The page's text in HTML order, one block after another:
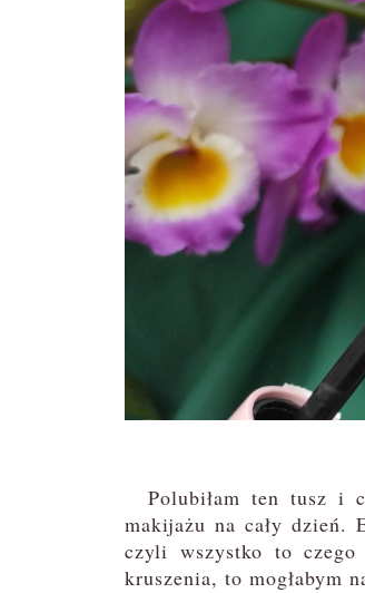
Polubiłam ten tusz i
makijażu na cały dzień.
czyli wszystko to czego
kruszenia, to mogłabym